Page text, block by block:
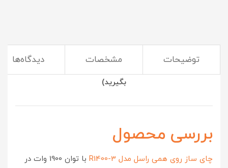
توضیحات مشخصات دیدگاه‌ها
(با چای ساز زمان را از دست ندهید و چای خود را زودتر تحویل
بگیرید)
بررسی محصول
چای ساز روی همی راسل مدل R1400-3
با توان 1900 وات در